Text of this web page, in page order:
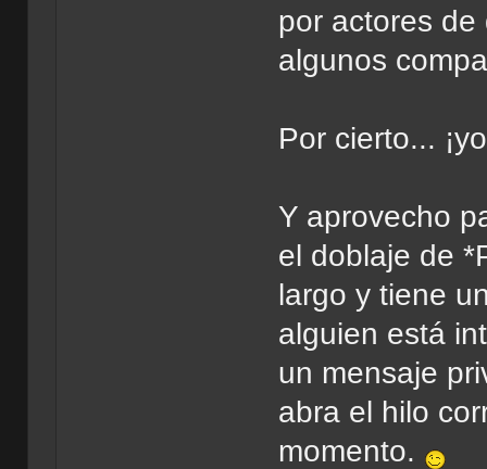
por actores
algunos
Por cierto...
Y aprovecho
el doblaje de
largo y tiene
alguien está
un mensaje
abra el hilo
momento.